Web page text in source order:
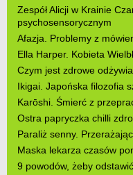
Zespół Alicji w Krainie
psychosensorycznym
Afazja. Problemy z
Ella Harper. Kobieta
Czym jest zdrowe
Ikigai. Japońska filozofia
Karōshi. Śmierć z
Ostra papryczka chilli
Paraliż senny.
Maska lekarza czasów
9 powodów, żeby